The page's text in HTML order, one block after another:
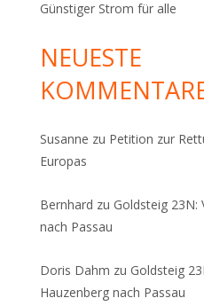
Günstiger Strom für alle
NEUESTE
Susanne zu Petition zur
Europas
Bernhard zu Goldsteig 23N:
nach Passau
Doris Dahm zu Goldsteig
Hauzenberg nach Passau